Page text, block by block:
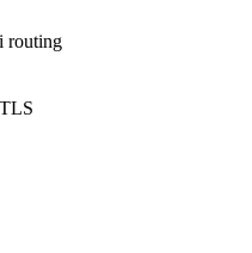
routing